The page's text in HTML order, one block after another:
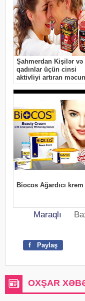
Maraqlı
f Paylaş
OXŞAR